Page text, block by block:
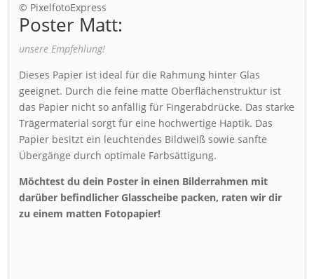
© PixelfotoExpress
Poster Matt:
unsere Empfehlung!
Dieses Papier ist ideal für die Rahmung hinter Glas
geeignet. Durch die feine matte Oberflächenstruktur ist
das Papier nicht so anfällig für Fingerabdrücke. Das starke
Trägermaterial sorgt für eine hochwertige Haptik. Das
Papier besitzt ein leuchtendes Bildweiß sowie sanfte
Übergänge durch optimale Farbsättigung.
Möchtest du dein Poster in einen Bilderrahmen mit
darüber befindlicher Glasscheibe packen, raten wir dir
zu einem matten Fotopapier!